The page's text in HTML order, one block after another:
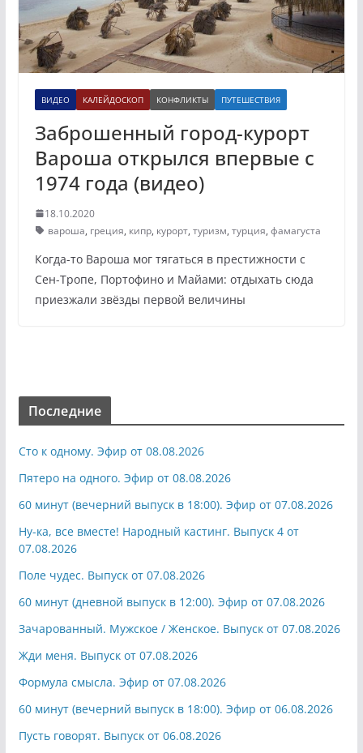
ВИДЕО КАЛЕЙДОСКОП КОНФЛИКТЫ ПУТЕШЕСТВИЯ
Заброшенный город-курорт
Вароша открылся впервые с
1974 года (видео)
18.10.2020
вароша, греция, кипр, курорт, туризм, турция, фамагуста
Когда-то Вароша мог тягаться в престижности с
Сен-Тропе, Портофино и Майами: отдыхать сюда
приезжали звёзды первой величины
Последние
Сто к одному. Эфир от 08.08.2026
Пятеро на одного. Эфир от 08.08.2026
60 минут (вечерний выпуск в 18:00). Эфир от 07.08.2026
Ну-ка, все вместе! Народный кастинг. Выпуск 4 от
07.08.2026
Поле чудес. Выпуск от 07.08.2026
60 минут (дневной выпуск в 12:00). Эфир от 07.08.2026
Зачарованный. Мужское / Женское. Выпуск от 07.08.2026
Жди меня. Выпуск от 07.08.2026
Формула смысла. Эфир от 07.08.2026
60 минут (вечерний выпуск в 18:00). Эфир от 06.08.2026
Пусть говорят. Выпуск от 06.08.2026